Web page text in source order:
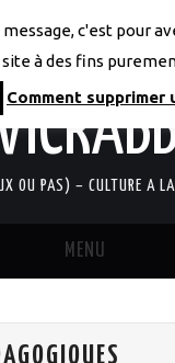
OU PAS) – CULTURE A
MENU
message, c'est pour
site à des fins
Comment supprimer